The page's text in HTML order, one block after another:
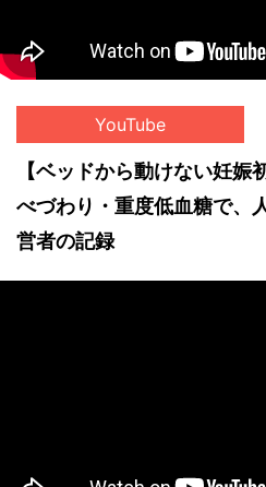
YouTube
【ベッドから動けない妊娠
べづわり・重度低血糖で、
営者の記録